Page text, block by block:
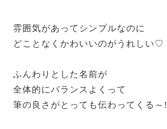
雰囲気があってシンプルなのに
どことなくかわいいのがうれしい♡
ふんわりとした名前が
全体的にバランスよくって
筆の良さがとっても伝わってくる～!